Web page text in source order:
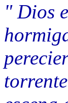
" Dios